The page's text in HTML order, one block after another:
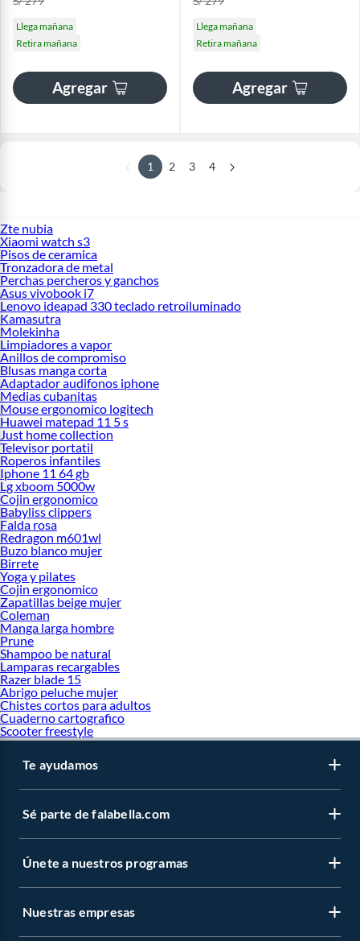
Llega mañana
Retira mañana
Agregar
Llega mañana
Retira mañana
Agregar
1 2 3 4
Zte nubia
Xiaomi watch s3
Pisos de ceramica
Tronzadora de metal
Perchas percheros y ganchos
Asus vivobook i7
Lenovo ideapad 330 teclado retroiluminado
Kamasutra
Molekinha
Limpiadores a vapor
Anillos de compromiso
Blusas manga corta
Adaptador audifonos iphone
Medias cubanitas
Mouse ergonomico logitech
Huawei matepad 11 5 s
Just home collection
Televisor portatil
Roperos infantiles
Iphone 11 64 gb
Lg xboom 5000w
Cojin ergonomico
Babyliss clippers
Falda rosa
Redragon m601wl
Buzo blanco mujer
Birrete
Yoga y pilates
Cojin ergonomico
Zapatillas beige mujer
Coleman
Manga larga hombre
Prune
Shampoo be natural
Lamparas recargables
Razer blade 15
Abrigo peluche mujer
Chistes cortos para adultos
Cuaderno cartografico
Scooter freestyle
Te ayudamos
Sé parte de falabella.com
Únete a nuestros programas
Nuestras empresas